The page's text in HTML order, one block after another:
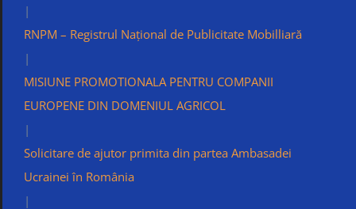
|
RNPM – Registrul Național de Publicitate Mobilliară
|
MISIUNE PROMOTIONALA PENTRU COMPANII
EUROPENE DIN DOMENIUL AGRICOL
|
Solicitare de ajutor primita din partea Ambasadei
Ucrainei în România
|